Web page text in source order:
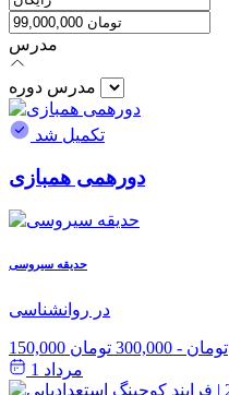
مدرس
مدرس دوره
تکمیل شد
دورهمی همبازی
حدیقه سیروسی
در روانشناسی
150,000 تومان - 300,000 تومان
مرداد 1